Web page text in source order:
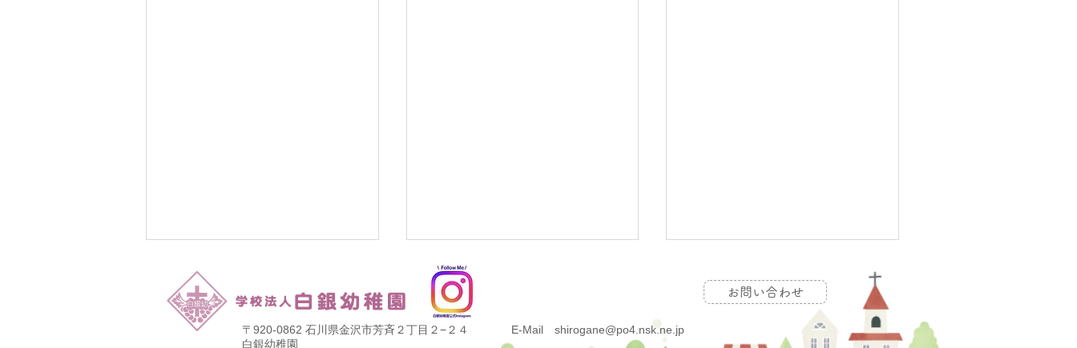
〒920-0862 石川県金沢市芳斉２丁目２−２４
​白銀幼稚園
E-Mail shirogane@po4.nsk.ne.jp
お問い合わせ